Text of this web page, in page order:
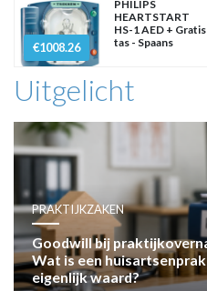
€1008.26
PHILIPS
HEARTSTART
HS-1 AED + Gratis
tas - Spaans
Uitgelicht
PRAKTIJKZAKEN
Goodwill bij
Wat is een
eigenlijk waard?